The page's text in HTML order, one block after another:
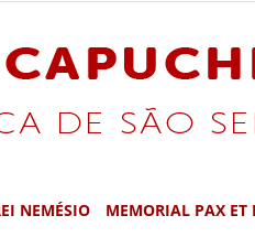
NEMÉSIO MEMORIAL PAX ET